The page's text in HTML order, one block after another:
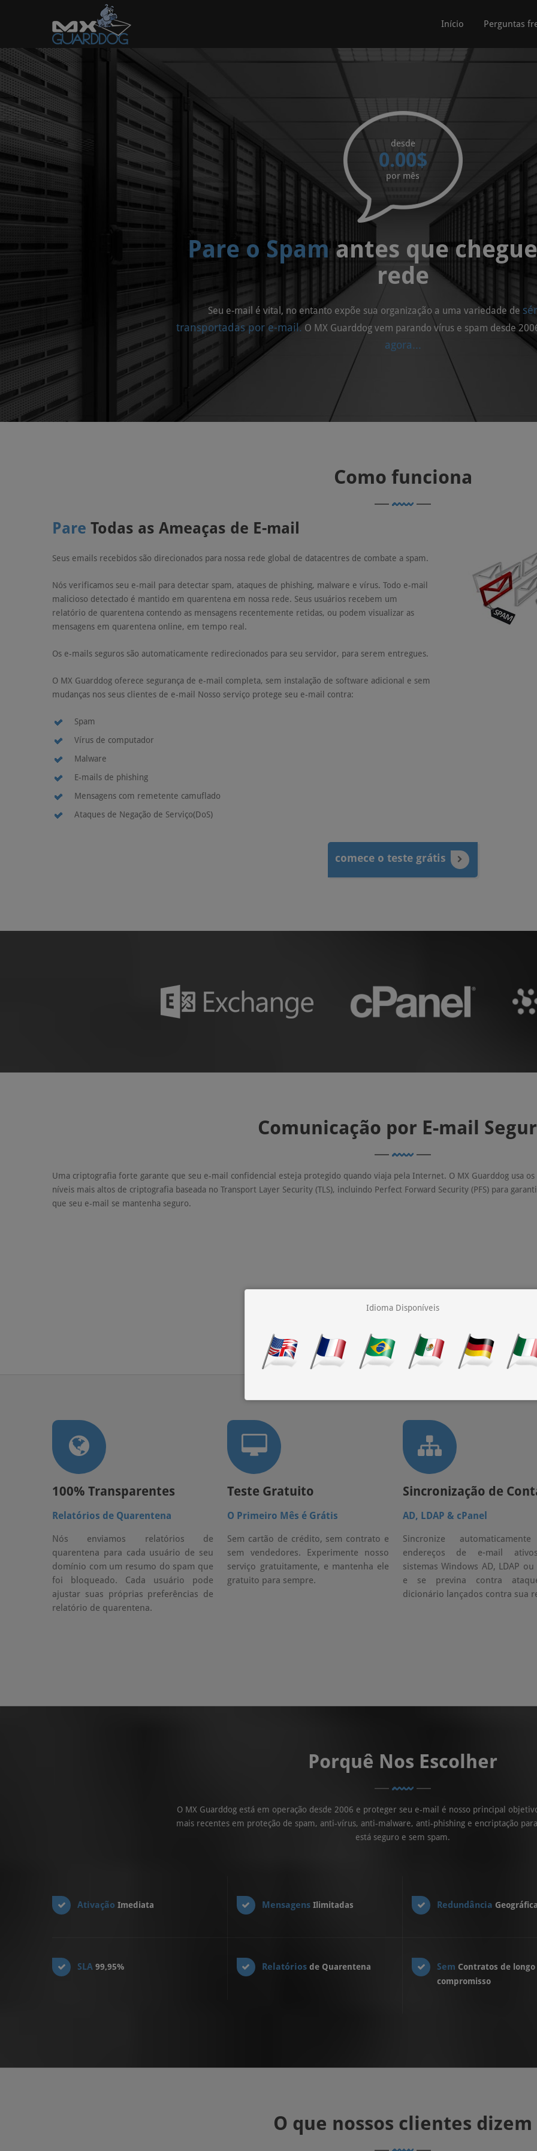
Início Perguntas
desde
0.00$
por mês
Pare o Spamantes que
rede
Seu e-mail é vital, no entanto expõe sua organização a uma variedade de
transportadas por e-mail.O MX Guarddog vem parando vírus e spam desde
agora...
Como funciona
Pare Todas as Ameaças de E-mail
Seus emails recebidos são direcionados para nossa rede global de datacentres de combate a spam.
Nós verificamos seu e-mail para detectar spam, ataques de phishing, malware e vírus. Todo e-mail
malicioso detectado é mantido em quarentena em nossa rede. Seus usuários recebem um
relatório de quarentena contendo as mensagens recentemente retidas, ou podem visualizar as
mensagens em quarentena online, em tempo real.
Os e-mails seguros são automaticamente redirecionados para seu servidor, para serem entregues.
O MX Guarddog oferece segurança de e-mail completa, sem instalação de software adicional e sem
mudanças nos seus clientes de e-mail Nosso serviço protege seu e-mail contra:
Spam
Vírus de computador
Malware
E-mails de phishing
Mensagens com remetente camuflado
Ataques de Negação de Serviço(DoS)
comece o teste grátis
Comunicação por E-mail
Uma criptografia forte garante que seu e-mail confidencial esteja protegido quando viaja pela Internet. O MX Guarddog usa os
níveis mais altos de criptografia baseada no Transport Layer Security (TLS), incluindo Perfect Forward Security (PFS) para
que seu e-mail se mantenha seguro.
100% Transparentes
Relatórios de Quarentena
Nós enviamos relatórios de
quarentena para cada usuário de seu
domínio com um resumo do spam que
foi bloqueado. Cada usuário pode
ajustar suas próprias preferências de
relatório de quarentena.
Teste Gratuito
O Primeiro Mês é Grátis
Sem cartão de crédito, sem contrato e
sem vendedores. Experimente nosso
serviço gratuitamente, e mantenha ele
gratuito para sempre.
Sincronização de
AD, LDAP & cPanel
Sincronize
endereços de e-mail
sistemas Windows AD, LDAP ou
e se previna contra
dicionário lançados contra sua
Porquê Nos Escolher
O MX Guarddog está em operação desde 2006 e proteger seu e-mail é nosso principal
mais recentes em proteção de spam, anti-vírus, anti-malware, anti-phishing e encriptação
está seguro e sem spam.
Ativação Imediata Mensagens Ilimitadas Redundância
SLA 99,95% Relatórios de Quarentena Sem Contratos de longo
compromisso
O que nossos clientes dizem
Idioma Disponíveis